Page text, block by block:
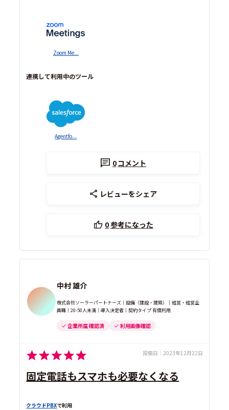
Zoom Me...
連携して利用中のツール
Agentfo...
0コメント
レビューをシェア
0参考になった
中村 雄介
株式会社ソーラーパートナーズ｜設備（建設・建築）｜経営・経営企
画職｜20-50人未満｜導入決定者｜契約タイプ 有償利用
企業所属 確認済 利用画像確認
投稿日： 2023年12月22日
固定電話もスマホも必要なくなる
クラウドPBXで利用